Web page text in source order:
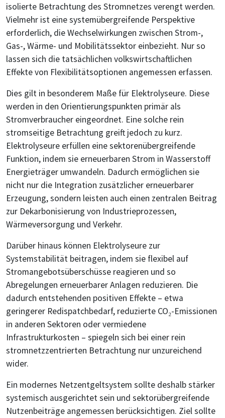
isolierte Betrachtung des Stromnetzes verengt werden.
Vielmehr ist eine systemübergreifende Perspektive
erforderlich, die Wechselwirkungen zwischen Strom-,
Gas-, Wärme- und Mobilitätssektor einbezieht. Nur so
lassen sich die tatsächlichen volkswirtschaftlichen
Effekte von Flexibilitätsoptionen angemessen erfassen.
Dies gilt in besonderem Maße für Elektrolyseure. Diese
werden in den Orientierungspunkten primär als
Stromverbraucher eingeordnet. Eine solche rein
stromseitige Betrachtung greift jedoch zu kurz.
Elektrolyseure erfüllen eine sektorenübergreifende
Funktion, indem sie erneuerbaren Strom in Wasserstoff
Energieträger umwandeln. Dadurch ermöglichen sie
nicht nur die Integration zusätzlicher erneuerbarer
Erzeugung, sondern leisten auch einen zentralen Beitrag
zur Dekarbonisierung von Industrieprozessen,
Wärmeversorgung und Verkehr.
Darüber hinaus können Elektrolyseure zur
Systemstabilität beitragen, indem sie flexibel auf
Stromangebotsüberschüsse reagieren und so
Abregelungen erneuerbarer Anlagen reduzieren. Die
dadurch entstehenden positiven Effekte – etwa
geringerer Redispatchbedarf, reduzierte CO₂-Emissionen
in anderen Sektoren oder vermiedene
Infrastrukturkosten – spiegeln sich bei einer rein
stromnetzzentrierten Betrachtung nur unzureichend
wider.
Ein modernes Netzentgeltsystem sollte deshalb stärker
systemisch ausgerichtet sein und sektorübergreifende
Nutzenbeiträge angemessen berücksichtigen. Ziel sollte